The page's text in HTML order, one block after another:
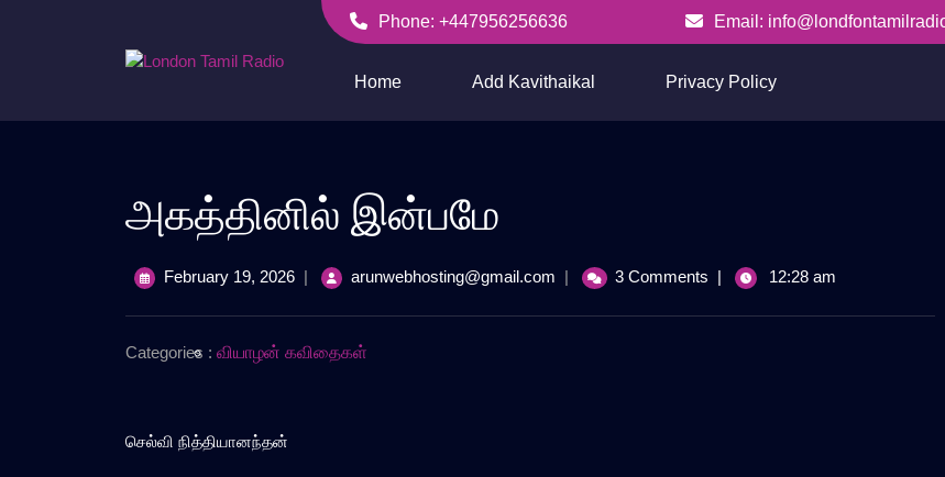
Phone: +447956256636
+447956256636
Email:
info@londfontamilradio.net
Home Add Kavithaikal Privacy Policy
அகத்தினில் இன்பமே
February 19, 2026February
| arunwebhosting@gmail.comஅகத்தினில்
| 3 Comments | 12:28 am
Categories : வியாழன் கவிதைகள்
செல்வி நித்தியானந்தன்